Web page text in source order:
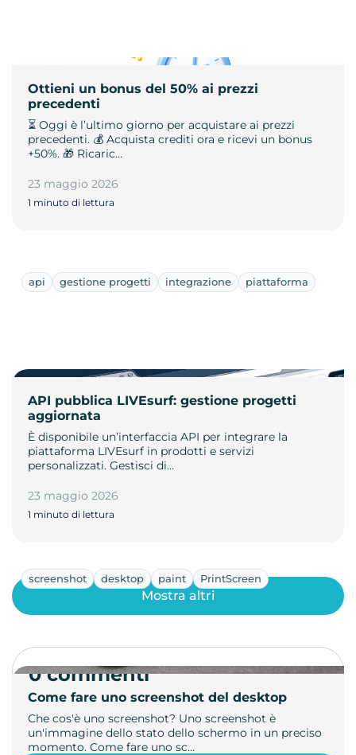
Ottieni un bonus del 50% ai prezzi
precedenti
⏳ Oggi è l’ultimo giorno per acquistare ai prezzi
precedenti. 💰 Acquista crediti ora e ricevi un bonus
+50%. 🎁 Ricaric…
23 maggio 2026
1 minuto di lettura
api gestione progetti integrazione piattaforma
API pubblica LIVEsurf: gestione progetti
aggiornata
È disponibile un’interfaccia API per integrare la
piattaforma LIVEsurf in prodotti e servizi
personalizzati. Gestisci di…
23 maggio 2026
1 minuto di lettura
screenshot desktop paint PrintScreen
Come fare uno screenshot del desktop
Che cos'è uno screenshot? Uno screenshot è
un'immagine dello stato dello schermo in un preciso
momento. Come fare uno sc…
Mostra altri
0 commenti